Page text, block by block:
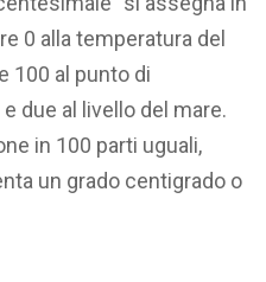
0 alla temperatura del
100 al punto di
due al livello del mare.
in 100 parti uguali,
un grado centigrado o